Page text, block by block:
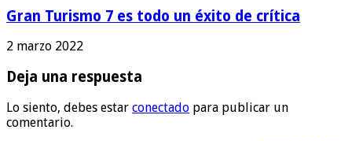
Gran Turismo 7 es todo un éxito de crítica
2 marzo 2022
Deja una respuesta
Lo siento, debes estar conectado para publicar un
comentario.